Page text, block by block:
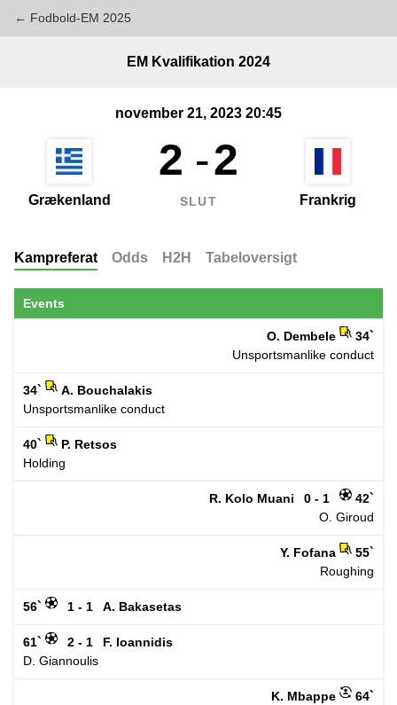
← Fodbold-EM 2025
Grækenland Frankrig
EM Kvalifikation 2024
november 21, 2023 20:45
2 -2
SLUT
Kampreferat Odds H2H Tabeloversigt
Events
O. Dembele
34`
Unsportsmanlike conduct
34`
A. Bouchalakis
Unsportsmanlike conduct
40`
P. Retsos
Holding
R. Kolo Muani 0 - 1
42`
O. Giroud
Y. Fofana
55`
Roughing
56` 1 - 1 A. Bakasetas
61` 2 - 1
F. Ioannidis
D. Giannoulis
K. Mbappe
64`